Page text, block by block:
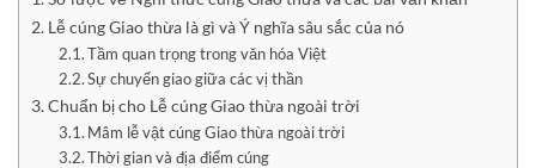
Lễ cúng Giao thừa là gì và Ý nghĩa sâu sắc của nó
Tầm quan trọng trong văn hóa Việt
Sự chuyển giao giữa các vị thần
Chuẩn bị cho Lễ cúng Giao thừa ngoài trời
Mâm lễ vật cúng Giao thừa ngoài trời
Thời gian và địa điểm cúng